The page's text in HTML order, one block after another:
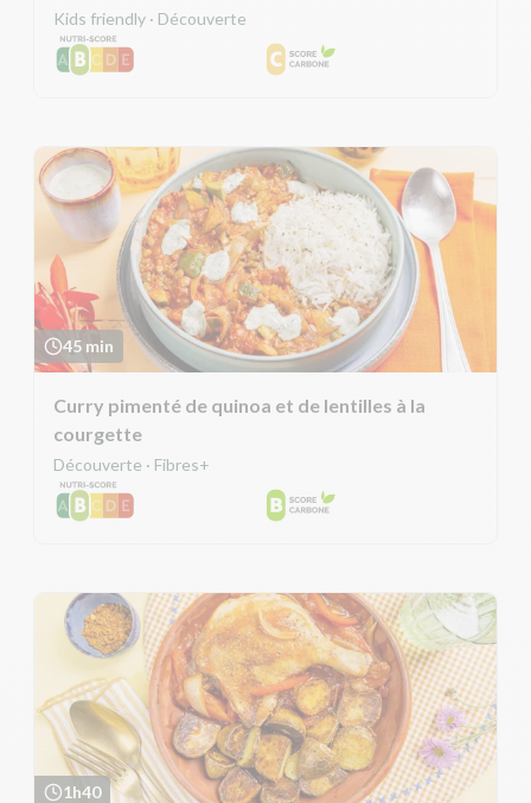
Kids friendly · Découverte
45 min
Curry pimenté de quinoa et de lentilles à la
courgette
Découverte · Fibres+
1h40